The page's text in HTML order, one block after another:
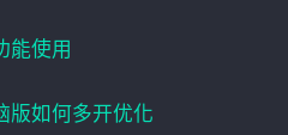
能使用
版如何多开优化